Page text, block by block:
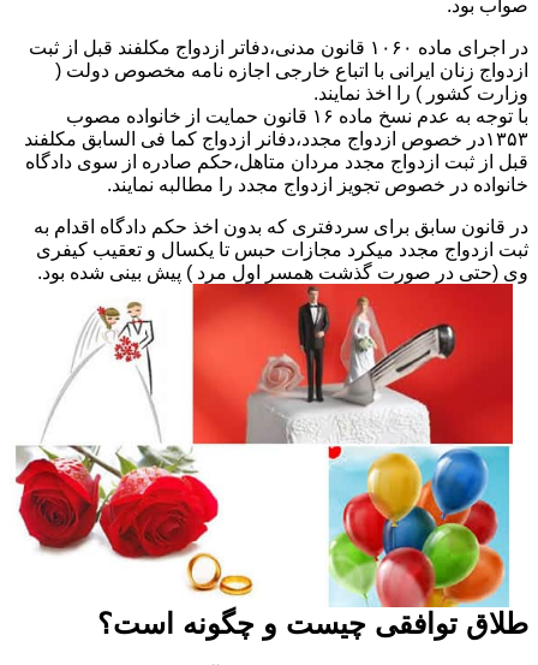
صواب بود.
در اجرای ماده ۱۰۶۰ قانون مدنی،دفاتر ازدواج مکلفند قبل از ثبت
ازدواج زنان ایرانی با اتباع خارجی اجازه نامه مخصوص دولت (
وزارت کشور ) را اخذ نمایند.
با توجه به عدم نسخ ماده ۱۶ قانون حمایت از خانواده مصوب
۱۳۵۳در خصوص ازدواج مجدد،دفانر ازدواج کما فی السابق مکلفند
قبل از ثبت ازدواج مجدد مردان متاهل،حکم صادره از سوی دادگاه
خانواده در خصوص تجویز ازدواج مجدد را مطالبه نمایند.
در قانون سابق برای سردفتری که بدون اخذ حکم دادگاه اقدام به
ثبت ازدواج مجدد میکرد مجازات حبس تا یکسال و تعقیب کیفری
وی (حتی در صورت گذشت همسر اول مرد ) پیش بینی شده بود.
طلاق توافقی چیست و چگونه است؟